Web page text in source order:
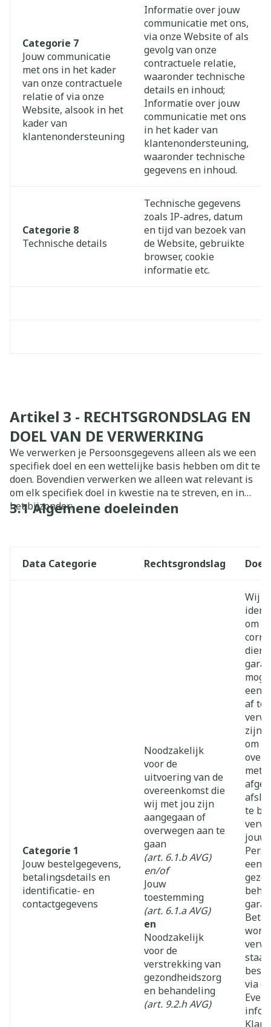
Categorie 7
Jouw communicatie
met ons in het kader
van onze contractuele
relatie of via onze
Website, alsook in het
kader van
klantenondersteuning
Informatie over jouw
communicatie met ons,
via onze Website of als
gevolg van onze
contractuele relatie,
waaronder technische
details en inhoud;
Informatie over jouw
communicatie met ons
in het kader van
klantenondersteuning,
waaronder technische
gegevens en inhoud.
Categorie 8
Technische details
Technische gegevens
zoals IP-adres, datum
en tijd van bezoek van
de Website, gebruikte
browser, cookie
informatie etc.
Artikel 3 - RECHTSGRONDSLAG EN
DOEL VAN DE VERWERKING
We verwerken je Persoonsgegevens alleen als we een
specifiek doel en een wettelijke basis hebben om dit te
doen. Bovendien verwerken we alleen wat relevant is
om elk specifiek doel in kwestie na te streven, en in
het bijzonder:
3.1 Algemene doeleinden
Data Categorie Rechtsgrondslag
Categorie 1
Jouw bestelgegevens,
betalingsdetails en
identificatie- en
contactgegevens
Noodzakelijk
voor de
uitvoering van de
overeenkomst die
wij met jou zijn
aangegaan of
overwegen aan te
gaan
(art. 6.1.b AVG)
en/of
Jouw
toestemming
(art. 6.1.a AVG)
en
Noodzakelijk
voor de
verstrekking van
gezondheidszorg
en behandeling
(art. 9.2.h AVG)
Wij
om
een
af te
zijn
om
met
te
jouw
een
staat
via